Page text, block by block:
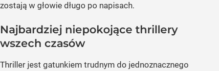
zostają w głowie długo po napisach.
Najbardziej niepokojące thrillery
wszech czasów
Thriller jest gatunkiem trudnym do jednoznacznego